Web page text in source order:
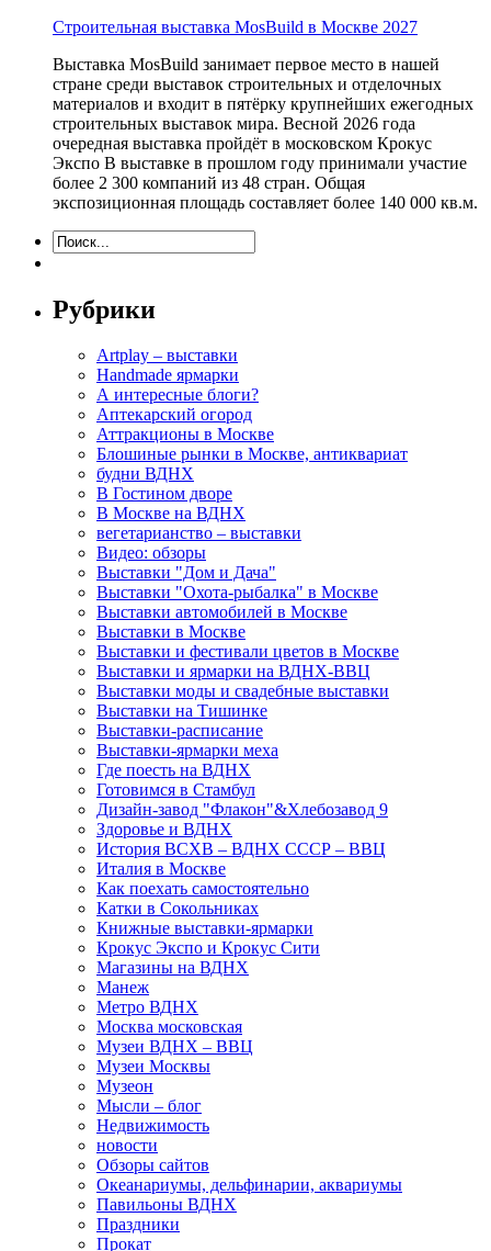
Строительная выставка MosBuild в Москве 2027
Выставка MosBuild занимает первое место в нашей
стране среди выставок строительных и отделочных
материалов и входит в пятёрку крупнейших ежегодных
строительных выставок мира. Весной 2026 года
очередная выставка пройдёт в московском Крокус
Экспо В выставке в прошлом году принимали участие
более 2 300 компаний из 48 стран. Общая
экспозиционная площадь составляет более 140 000 кв.м.
Рубрики
Artplay – выставки
Handmade ярмарки
А интересные блоги?
Аптекарский огород
Аттракционы в Москве
Блошиные рынки в Москве, антиквариат
будни ВДНХ
В Гостином дворе
В Москве на ВДНХ
вегетарианство – выставки
Видео: обзоры
Выставки "Дом и Дача"
Выставки "Охота-рыбалка" в Москве
Выставки автомобилей в Москве
Выставки в Москве
Выставки и фестивали цветов в Москве
Выставки и ярмарки на ВДНХ-ВВЦ
Выставки моды и свадебные выставки
Выставки на Тишинке
Выставки-расписание
Выставки-ярмарки меха
Где поесть на ВДНХ
Готовимся в Стамбул
Дизайн-завод "Флакон"&Хлебозавод 9
Здоровье и ВДНХ
История ВСХВ – ВДНХ СССР – ВВЦ
Италия в Москве
Как поехать самостоятельно
Катки в Сокольниках
Книжные выставки-ярмарки
Крокус Экспо и Крокус Сити
Магазины на ВДНХ
Манеж
Метро ВДНХ
Москва московская
Музеи ВДНХ – ВВЦ
Музеи Москвы
Музеон
Мысли – блог
Недвижимость
новости
Обзоры сайтов
Океанариумы, дельфинарии, аквариумы
Павильоны ВДНХ
Праздники
Прокат